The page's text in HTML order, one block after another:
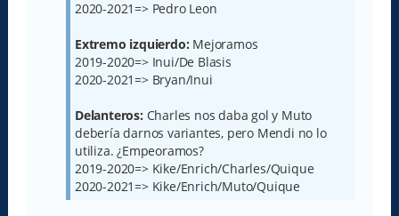
2020-2021=> Pedro Leon
Extremo izquierdo: Mejoramos
2019-2020=> Inui/De Blasis
2020-2021=> Bryan/Inui
Delanteros: Charles nos daba gol y Muto
debería darnos variantes, pero Mendi no lo
utiliza. ¿Empeoramos?
2019-2020=> Kike/Enrich/Charles/Quique
2020-2021=> Kike/Enrich/Muto/Quique